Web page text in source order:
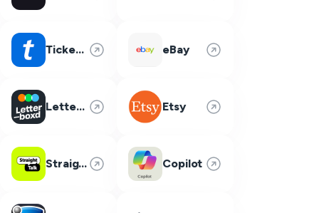
Ticketmaster eBay
Letterboxd Etsy
Straight Talk Copilot